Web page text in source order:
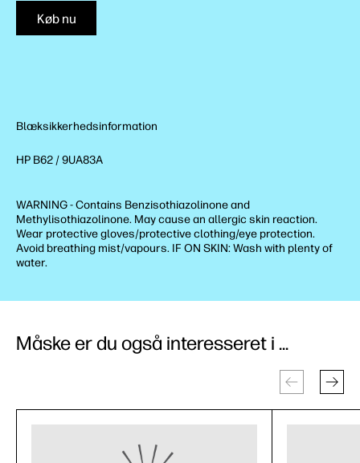
Køb nu
Blæksikkerhedsinformation
HP B62 / 9UA83A
WARNING - Contains Benzisothiazolinone and
Methylisothiazolinone. May cause an allergic skin reaction.
Wear protective gloves/protective clothing/eye protection.
Avoid breathing mist/vapours. IF ON SKIN: Wash with plenty of
water.
Måske er du også interesseret i ...